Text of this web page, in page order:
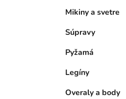
Mikiny a svetre
Súpravy
Pyžamá
Legíny
Overaly a body